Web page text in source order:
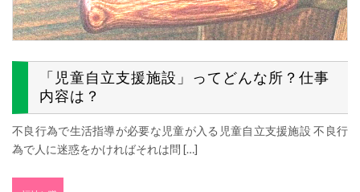
「児童自立支援施設」ってどんな所？仕事
内容は？
不良行為で生活指導が必要な児童が入る児童自立支援施設 不良行
為で人に迷惑をかければそれは問 […]